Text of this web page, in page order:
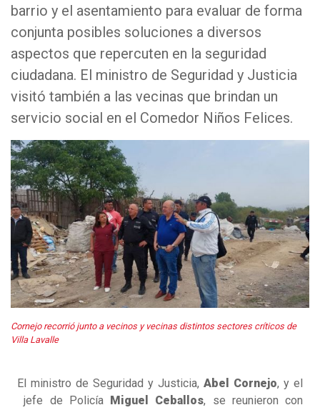
barrio y el asentamiento para evaluar de forma
conjunta posibles soluciones a diversos
aspectos que repercuten en la seguridad
ciudadana. El ministro de Seguridad y Justicia
visitó también a las vecinas que brindan un
servicio social en el Comedor Niños Felices.
Cornejo recorrió junto a vecinos y vecinas distintos sectores críticos de
Villa Lavalle
El ministro de Seguridad y Justicia, Abel Cornejo, y el
jefe de Policía Miguel Ceballos, se reunieron con